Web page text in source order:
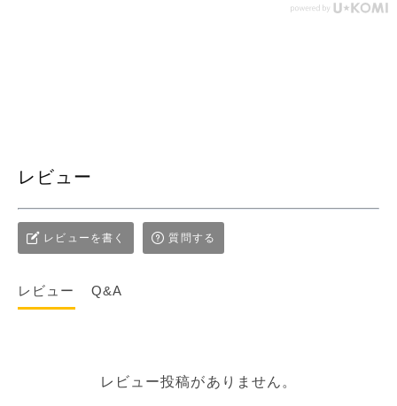
レビュー
レビューを書く 質問する
レビュー Q&A
レビュー投稿がありません。